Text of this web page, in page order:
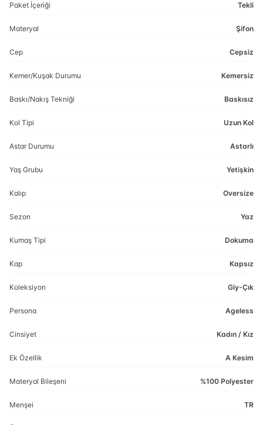
Paket İçeriği Tekli
Materyal Şifon
Cep Cepsiz
Kemer/Kuşak Durumu Kemersiz
Baskı/Nakış Tekniği Baskısız
Kol Tipi Uzun Kol
Astar Durumu Astarlı
Yaş Grubu Yetişkin
Kalıp Oversize
Sezon Yaz
Kumaş Tipi Dokuma
Kap Kapsız
Koleksiyon Giy-Çık
Persona Ageless
Cinsiyet Kadın / Kız
Ek Özellik A Kesim
Materyal Bileşeni %100 Polyester
Menşei TR